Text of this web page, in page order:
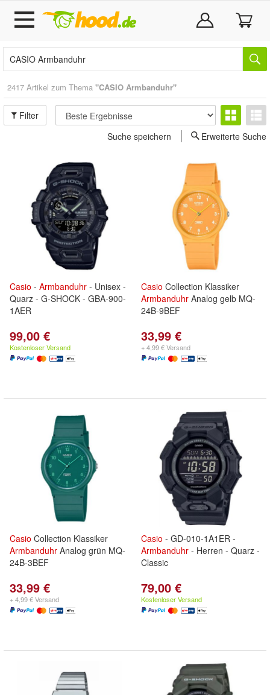
2417 Artikel zum Thema "CASIO Armbanduhr"
Filter
Suche speichern
Erweiterte Suche
Casio - Armbanduhr - Unisex -
Quarz - G-SHOCK - GBA-900-
1AER
99,00 €
Kostenloser Versand
Casio Collection Klassiker
Armbanduhr Analog gelb MQ-
24B-9BEF
33,99 €
+ 4,99 € Versand
Casio Collection Klassiker
Armbanduhr Analog grün MQ-
24B-3BEF
33,99 €
+ 4,99 € Versand
Casio - GD-010-1A1ER -
Armbanduhr - Herren - Quarz -
Classic
79,00 €
Kostenloser Versand